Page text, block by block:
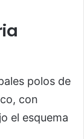
polos de
con
el esquema